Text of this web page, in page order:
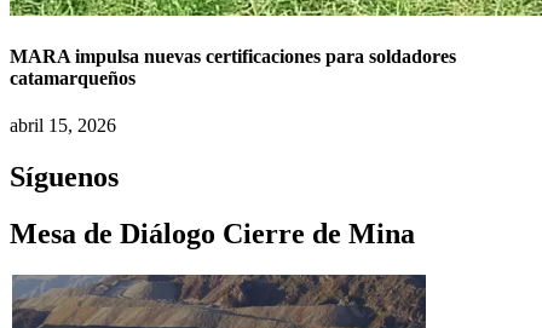
MARA impulsa nuevas certificaciones para soldadores
catamarqueños
abril 15, 2026
Síguenos
Mesa de Diálogo Cierre de Mina